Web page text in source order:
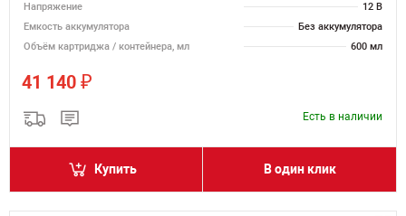
Напряжение
12 В
Емкость аккумулятора
Без аккумулятора
Объём картриджа / контейнера, мл
600 мл
41 140 ₽
Есть в наличии
Купить В один клик